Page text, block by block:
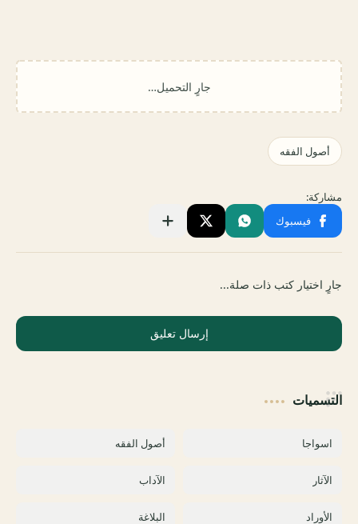
جارٍ اختيار كتب ذات صلة...
إرسال تعليق
التسميات